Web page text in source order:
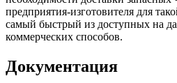
предприятия-изготовителя для
самый быстрый из доступных на
коммерческих способов.
Документация